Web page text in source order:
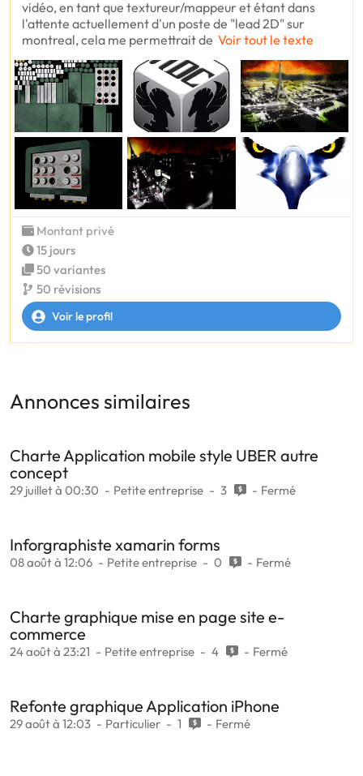
vidéo, en tant que textureur/mappeur et étant dans
l'attente actuellement d'un poste de "lead 2D" sur
montreal, cela me permettrait de Voir tout le texte
Montant privé
15 jours
50 variantes
50 révisions
Voir le profil
Annonces similaires
Charte Application mobile style UBER autre
concept
29 juillet à 00:30 Petite entreprise 3 Fermé
Inforgraphiste xamarin forms
08 août à 12:06 Petite entreprise 0 Fermé
Charte graphique mise en page site e-
commerce
24 août à 23:21 Petite entreprise 4 Fermé
Refonte graphique Application iPhone
29 août à 12:03 Particulier 1 Fermé